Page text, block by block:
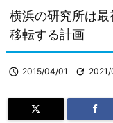
横浜の研究所は
移転する計画
 2015/04/01 